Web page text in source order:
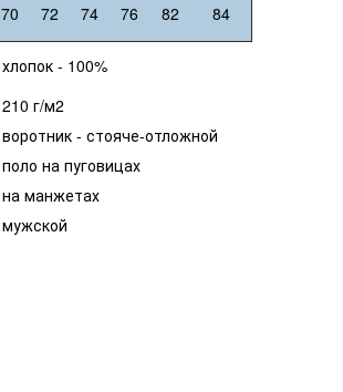
70 72 74 76 82 84
хлопок - 100%
210 г/м2
воротник - стояче-отложной
поло на пуговицах
на манжетах
мужской